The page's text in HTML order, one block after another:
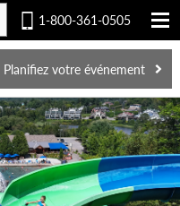
EN
1-800-361-0505
Planifiez votre événement